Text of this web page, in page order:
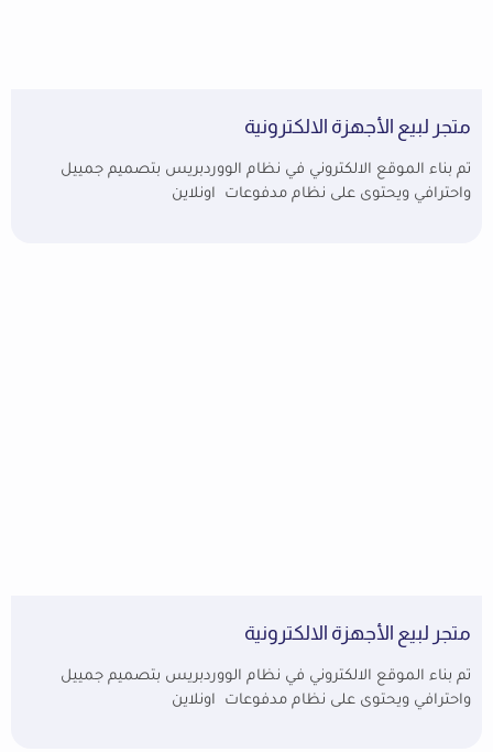
متجر لبيع الأجهزة الالكترونية
تم بناء الموقع الالكتروني في نظام الووردبريس بتصميم جمييل
واحترافي ويحتوى على نظام مدفوعات اونلاين
متجر لبيع الأجهزة الالكترونية
تم بناء الموقع الالكتروني في نظام الووردبريس بتصميم جمييل
واحترافي ويحتوى على نظام مدفوعات اونلاين